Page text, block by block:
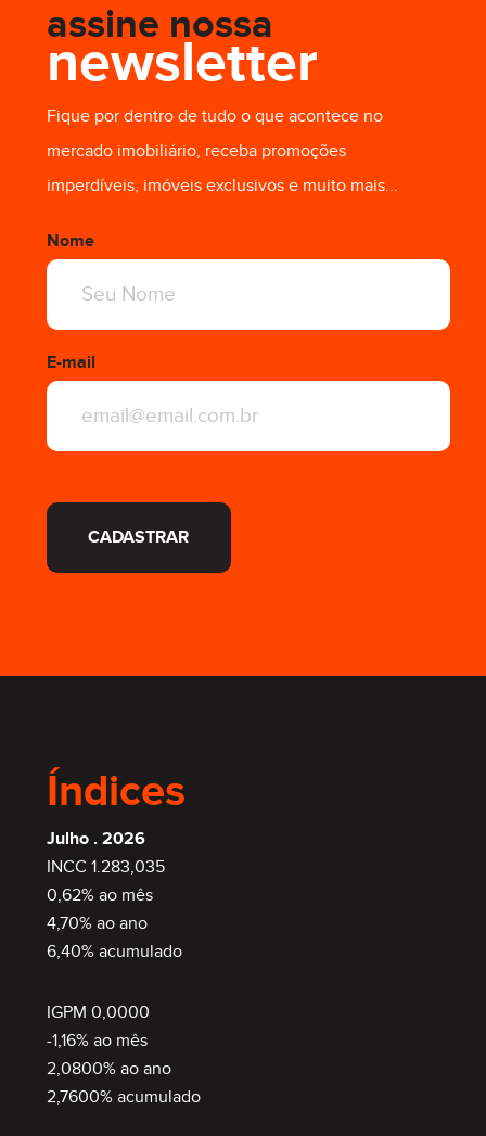
R$ 3.350,00
assine nossa
newsletter
Fique por dentro de tudo o que acontece no
mercado imobiliário, receba promoções
imperdíveis, imóveis exclusivos e muito mais...
Nome
E-mail
CADASTRAR
Índices
Julho . 2026
INCC 1.283,035
0,62% ao mês
4,70% ao ano
6,40% acumulado
IGPM 0,0000
-1,16% ao mês
2,0800% ao ano
2,7600% acumulado